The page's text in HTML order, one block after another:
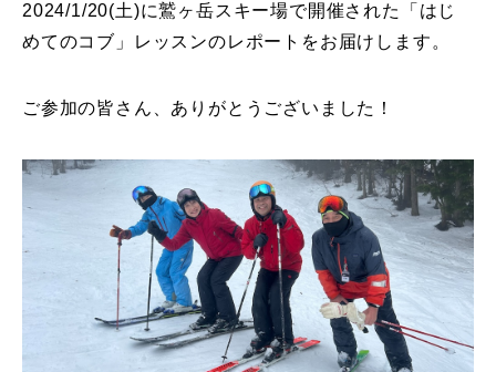
宮城山形
レッスンテーマから選ぶ Lesson Theme
2024/1/20(土)に鷲ヶ岳スキー場で開催された「はじ
めてのコブ」レッスンのレポートをお届けします。
ご参加の皆さん、ありがとうございました！